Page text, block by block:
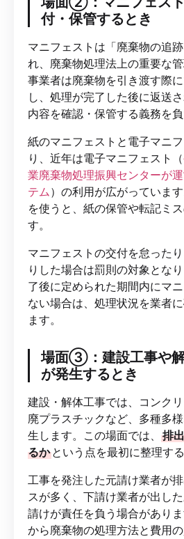
付・保管するとき
マニフェストは「廃棄物の追
れ、廃棄物処理法上の重要な
事業者は廃棄物を引き渡す際
し、処理が完了した後に返送
内容を確認・保管する義務を負
紙のマニフェストと電子マニ
り、近年は電子マニフェスト（
業廃棄物処理振興センターが
テム）の利用が広がっていま
を使うと、紙の保管や転記ミ
す。
マニフェストの交付を怠った
りした場合は罰則の対象とな
了後に定められた期間内にマ
ない場合は、処理状況を業者
ます。
場面③：建設工事や
が発生するとき
建設・解体工事では、コンクリ
廃プラスチックなど、多種多
生します。この場面では、 排
るか という点を最初に整理す
工事を発注した元請け業者が
スが多く、下請け業者が出し
請けが責任を負う場合があり
から廃棄物の処理方法と費用